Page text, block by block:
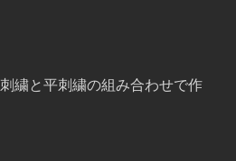
繍と平刺繍の組み合わせで作